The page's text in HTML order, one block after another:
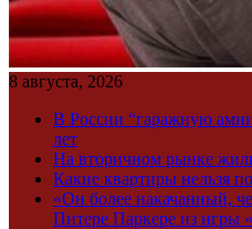
8 августа, 2026
В России “гаражную
лет
На вторичном рынке
Какие квартиры нельзя
«Он более накачанный,
Питере Паркере из игры